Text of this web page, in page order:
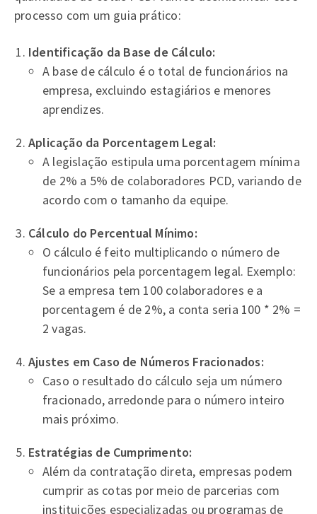
processo com um guia prático:
Identificação da Base de Cálculo:
A base de cálculo é o total de funcionários na
empresa, excluindo estagiários e menores
aprendizes.
Aplicação da Porcentagem Legal:
A legislação estipula uma porcentagem mínima
de 2% a 5% de colaboradores PCD, variando de
acordo com o tamanho da equipe.
Cálculo do Percentual Mínimo:
O cálculo é feito multiplicando o número de
funcionários pela porcentagem legal. Exemplo:
Se a empresa tem 100 colaboradores e a
porcentagem é de 2%, a conta seria 100 * 2% =
2 vagas.
Ajustes em Caso de Números Fracionados:
Caso o resultado do cálculo seja um número
fracionado, arredonde para o número inteiro
mais próximo.
Estratégias de Cumprimento:
Além da contratação direta, empresas podem
cumprir as cotas por meio de parcerias com
instituições especializadas ou programas de